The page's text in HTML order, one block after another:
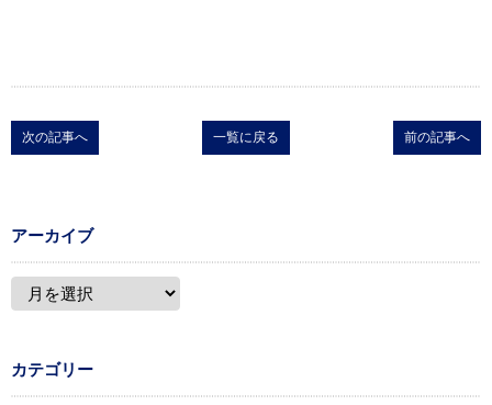
次の記事へ 一覧に戻る 前の記事へ
アーカイブ
カテゴリー